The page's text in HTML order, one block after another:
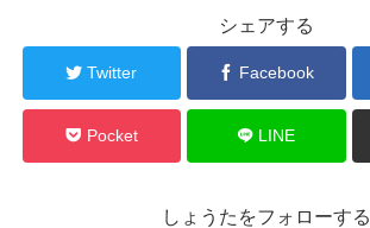
シェアする
Twitter Facebook
Pocket LINE
しょうたをフォローする